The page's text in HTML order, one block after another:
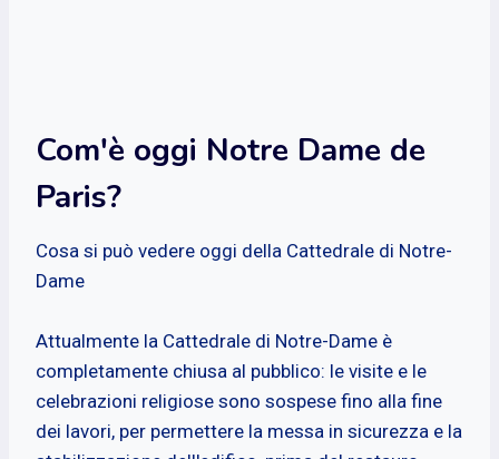
Com'è oggi Notre Dame de
Paris?
Cosa si può vedere oggi della Cattedrale di Notre-
Dame
Attualmente la Cattedrale di Notre-Dame è
completamente chiusa al pubblico: le visite e le
celebrazioni religiose sono sospese fino alla fine
dei lavori, per permettere la messa in sicurezza e la